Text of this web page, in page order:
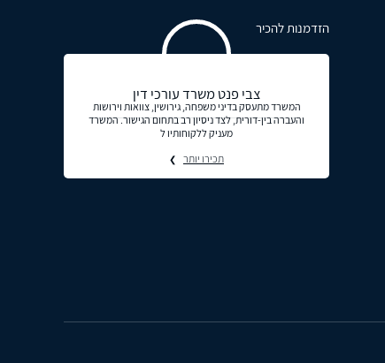
הזדמנות להכיר
צבי פנט משרד עורכי דין
המשרד מתעסק בדיני משפחה, גירושין, צוואות וירושות
והעברה בין-דורית, לצד ניסיון רב בתחום הגישור. המשרד
מעניק ללקוחותיו ל
תכירו יותר